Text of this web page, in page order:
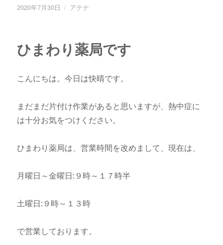
投
2020年7月30日
カ
ー
アテナ
ひまわり薬局です
こんにちは。今日は快晴です。
まだまだ片付け作業があると思いますが、熱中症に
は十分お気をつけください。
ひまわり薬局は、営業時間を改めまして、現在は、
月曜日～金曜日:９時～１７時半
土曜日:９時～１３時
で営業しております。